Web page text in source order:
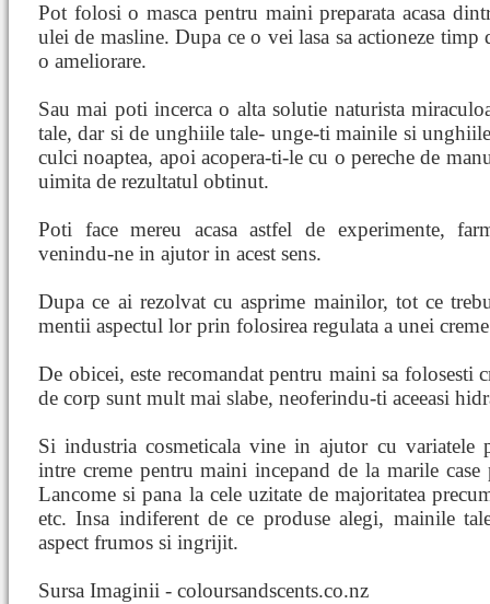
Pot folosi o masca pentru maini preparata acasa
ulei de masline. Dupa ce o vei lasa sa actioneze
o ameliorare.
Sau mai poti incerca o alta solutie naturista
tale, dar si de unghiile tale- unge-ti mainile si
culci noaptea, apoi acopera-ti-le cu o pereche de
uimita de rezultatul obtinut.
Poti face mereu acasa astfel de experimente,
venindu-ne in ajutor in acest sens.
Dupa ce ai rezolvat cu asprime mainilor, tot ce
mentii aspectul lor prin folosirea regulata a unei
De obicei, este recomandat pentru maini sa folosesti
de corp sunt mult mai slabe, neoferindu-ti aceeasi
Si industria cosmeticala vine in ajutor cu variatele
intre creme pentru maini incepand de la marile
Lancome si pana la cele uzitate de majoritatea
etc. Insa indiferent de ce produse alegi, mainile
aspect frumos si ingrijit.
Sursa Imaginii - coloursandscents.co.nz